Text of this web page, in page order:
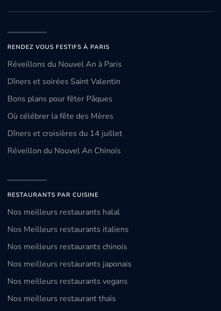
RENDEZ VOUS FESTIFS À PARIS
Réveillons du Nouvel An à Paris
Dîners et soirées Saint Valentin
Bons plans pour fêter Pâques
Où célébrer la fête des Mères
Dîners et croisières du 14 juillet
Réveillon du Nouvel An Chinois
RESTAURANTS PAR CUISINE
Nos meilleurs restaurants halal
Nos Meilleurs restaurants italiens
Nos meilleurs restaurants chinois
Nos meilleurs restaurants japonais
Nos meilleurs restaurants vegans
Nos meilleurs restaurant thaïs